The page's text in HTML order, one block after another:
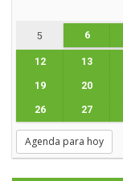
5 6
12 13
19 20
26 27
Agenda para hoy